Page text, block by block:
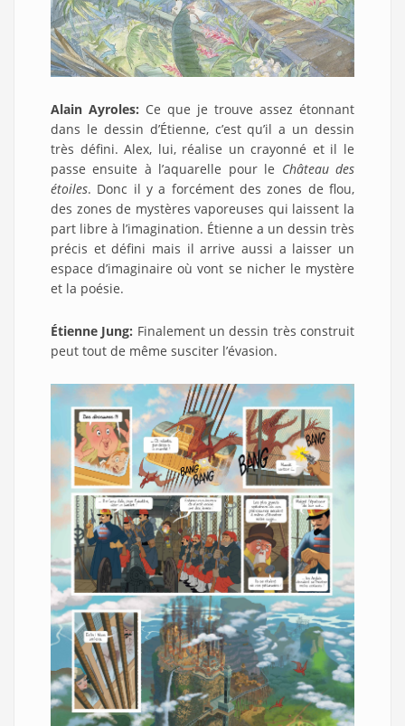
Alain Ayroles: Ce que je trouve assez étonnant
dans le dessin d’Étienne, c’est qu’il a un dessin
très défini. Alex, lui, réalise un crayonné et il le
passe ensuite à l’aquarelle pour le Château des
étoiles. Donc il y a forcément des zones de flou,
des zones de mystères vaporeuses qui laissent la
part libre à l’imagination. Étienne a un dessin très
précis et défini mais il arrive aussi a laisser un
espace d’imaginaire où vont se nicher le mystère
et la poésie.
Étienne Jung: Finalement un dessin très construit
peut tout de même susciter l’évasion.